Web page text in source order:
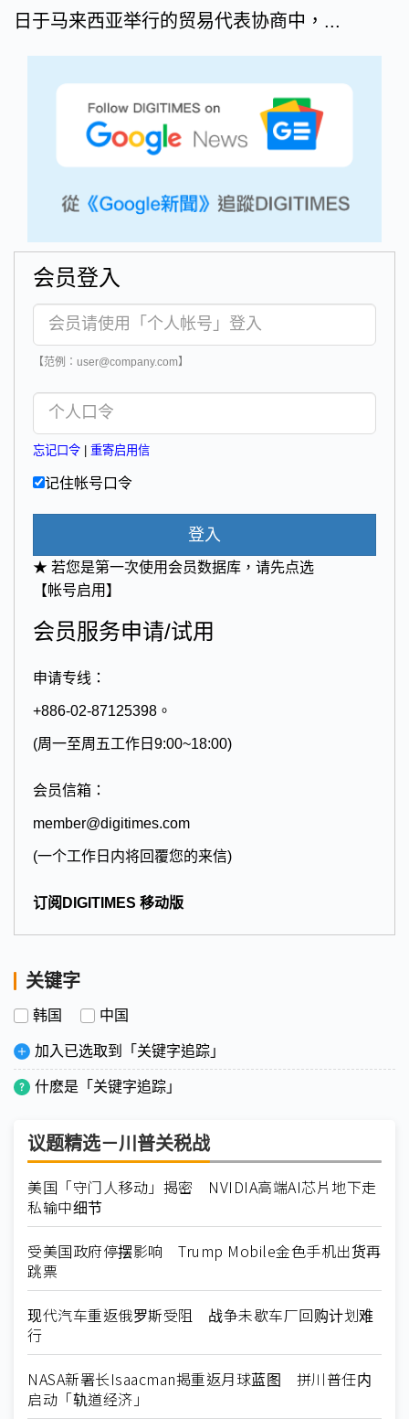
日于马来西亚举行的贸易代表协商中，...
会员登入
【范例：user@company.com】
忘记口令 重寄启用信
记住帐号口令
登入
★ 若您是第一次使用会员数据库，请先点选
【帐号启用】
会员服务申请/试用
申请专线：
+886-02-87125398。
(周一至周五工作日9:00~18:00)
会员信箱：
member@digitimes.com
(一个工作日内将回覆您的来信)
订阅DIGITIMES 移动版
关键字
韩国 中国
加入已选取到「关键字追踪」
什麽是「关键字追踪」
议题精选－川普关税战
美国「守门人移动」揭密 NVIDIA高端AI芯片地下走
私输中细节
受美国政府停摆影响 Trump Mobile金色手机出货再
跳票
现代汽车重返俄罗斯受阻 战争未歇车厂回购计划难
行
NASA新署长Isaacman揭重返月球蓝图 拼川普任内
启动「轨道经济」